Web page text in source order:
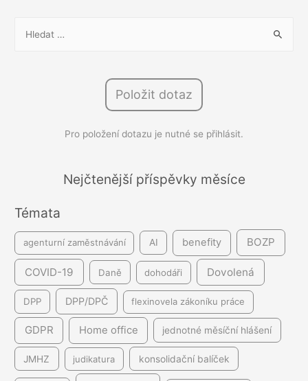
Kde
í
Položit dotaz
Pro položení dotazu je nutné se přihlásit.
Nejčtenější příspěvky měsíce
Témata
agenturní zaměstnávání AI benefity BOZP
COVID-19 Daně dohodáři Dovolená
DPP DPP/DPČ flexinovela zákoníku práce
GDPR Home office jednotné měsíční hlášení
JMHZ judikatura konsolidační balíček